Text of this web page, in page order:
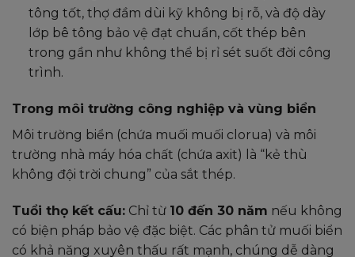
tông tốt, thợ đầm dùi kỹ không bị rỗ, và độ dày
lớp bê tông bảo vệ đạt chuẩn, cốt thép bên
trong gần như không thể bị rỉ sét suốt đời công
trình.
Trong môi trường công nghiệp và vùng biển
Môi trường biển (chứa muối muối clorua) và môi
trường nhà máy hóa chất (chứa axit) là “kẻ thù
không đội trời chung” của sắt thép.
Tuổi thọ kết cấu: Chỉ từ 10 đến 30 năm nếu không
có biện pháp bảo vệ đặc biệt. Các phân tử muối biển
có khả năng xuyên thấu rất mạnh, chúng dễ dàng